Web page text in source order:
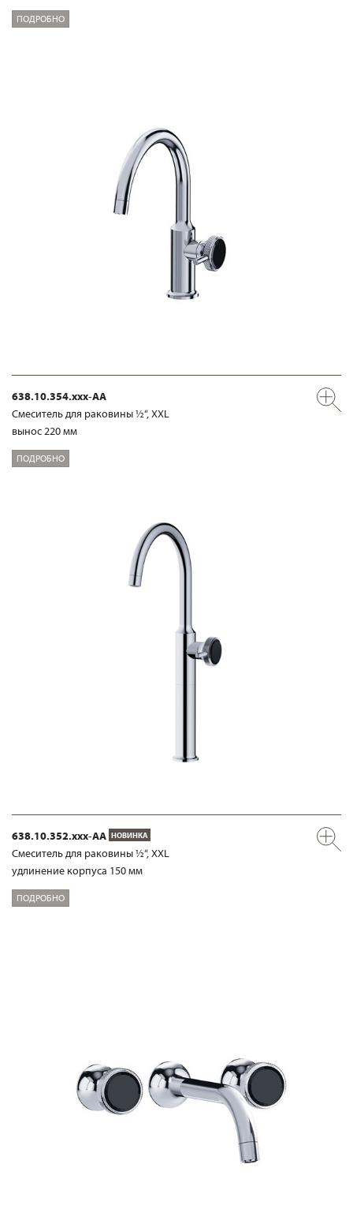
ПОДРОБНО
638.10.354.xxx-AA
Смеситель для раковины ½“, XXL
вынос 220 мм
ПОДРОБНО
638.10.352.xxx-AA НОВИНКА
Смеситель для раковины ½“, XXL
удлинение корпуса 150 мм
ПОДРОБНО